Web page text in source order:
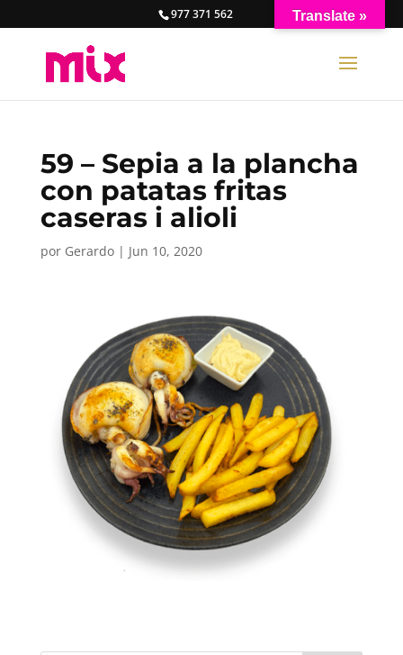
977 371 562
59 – Sepia a la plancha
con patatas fritas
caseras i alioli
por Gerardo| Jun 10, 2020
Translate »